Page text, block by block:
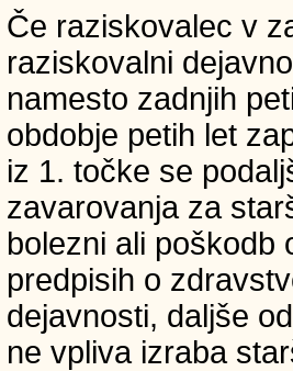
Če raziskovalec v
raziskovalni
namesto zadnjih
obdobje petih let
iz 1. točke se
zavarovanja za
bolezni ali poškodb
predpisih o
dejavnosti, daljše
ne vpliva izraba